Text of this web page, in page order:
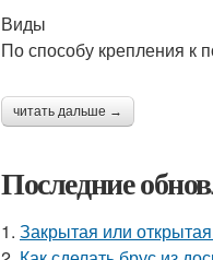
Виды
По способу крепления к
читать дальше →
Последние
1. Закрытая или